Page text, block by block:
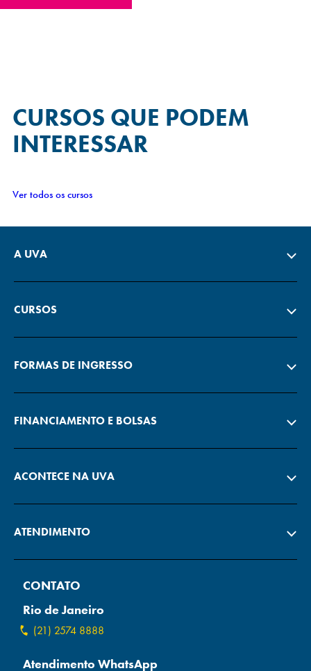
CURSOS QUE PODEM
INTERESSAR
Ver todos os cursos
A UVA
CURSOS
FORMAS DE INGRESSO
FINANCIAMENTO E BOLSAS
ACONTECE NA UVA
ATENDIMENTO
CONTATO
Rio de Janeiro
(21) 2574 8888
Atendimento WhatsApp